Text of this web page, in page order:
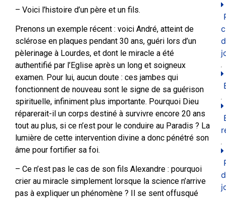
– Voici l’histoire d’un père et un fils.
Prenons un exemple récent : voici André, atteint de
sclérose en plaques pendant 30 ans, guéri lors d’un
pèlerinage à Lourdes, et dont le miracle a été
authentifié par l’Eglise après un long et soigneux
examen. Pour lui, aucun doute : ces jambes qui
fonctionnent de nouveau sont le signe de sa guérison
spirituelle, infiniment plus importante. Pourquoi Dieu
réparerait-il un corps destiné à survivre encore 20 ans
tout au plus, si ce n’est pour le conduire au Paradis ? La
lumière de cette intervention divine a donc pénétré son
âme pour fortifier sa foi.
– Ce n’est pas le cas de son fils Alexandre : pourquoi
crier au miracle simplement lorsque la science n’arrive
pas à expliquer un phénomène ? Il se sent offusqué